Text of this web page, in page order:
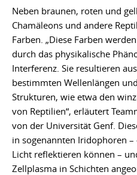
Neben braunen, roten und
Chamäleons und andere
Farben. „Diese Farben
durch das physikalische
Interferenz. Sie resultieren
bestimmten Wellenlängen
Strukturen, wie etwa den
von Reptilien“, erläutert
von der Universität Genf.
in sogenannten Iridophoren
Licht reflektieren können –
Zellplasma in Schichten